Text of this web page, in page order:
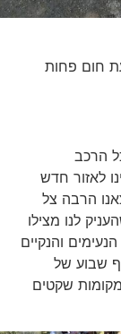
פחות
חדש
הרבה צל
לנו מצילו
והנקיים
של
שקטים